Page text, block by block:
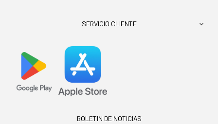
SERVICIO CLIENTE 
BOLETIN DE NOTICIAS